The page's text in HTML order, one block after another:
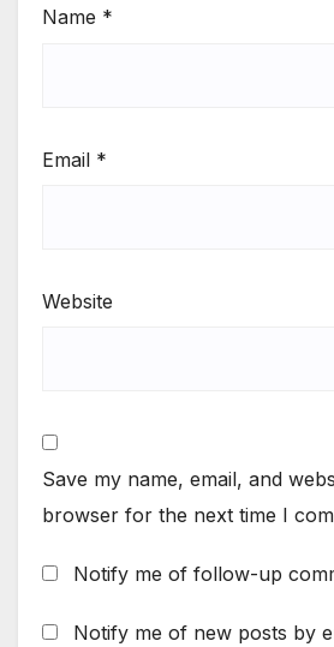
Name *
Email *
Website
Save my name, email, and
browser for the next time I
Notify me of follow-up
Notify me of new posts by